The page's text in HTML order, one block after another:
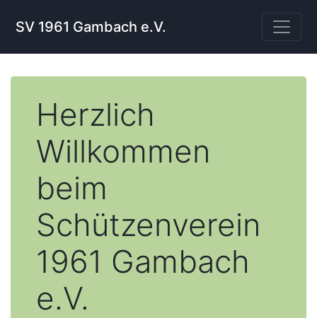
SV 1961 Gambach e.V.
Herzlich
Willkommen
beim
Schützenverein
1961 Gambach
e.V.